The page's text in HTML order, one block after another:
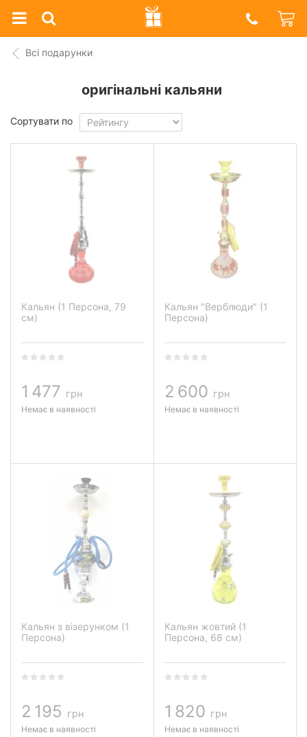
Prazdnik
Shop
Всі подарунки
оригінальні кальяни
Сортувати по
Кальян (1 Персона, 79
см)
1 477 грн
Немає в наявності
Кальян "Верблюди" (1
Персона)
2 600 грн
Немає в наявності
Кальян з візерунком (1
Персона)
2 195 грн
Немає в наявності
Кальян жовтий (1
Персона, 68 см)
1 820 грн
Немає в наявності